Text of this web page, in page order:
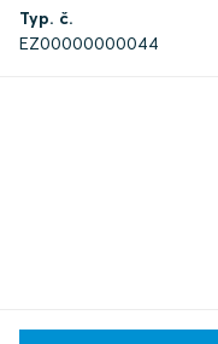
Typ. č.
EZ00000000044